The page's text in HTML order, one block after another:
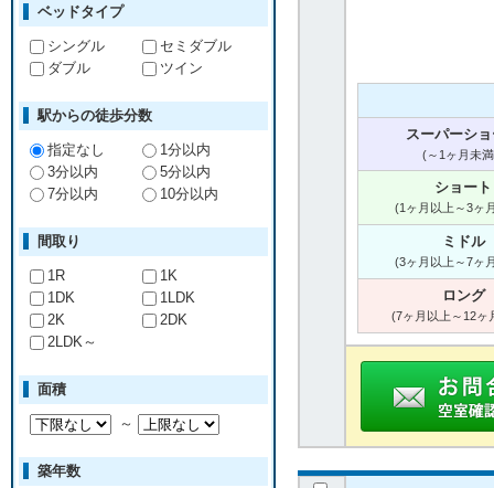
スーパーシ
(～1ヶ月未
ショート
(1ヶ月以上～3ヶ
ミドル
(3ヶ月以上～7ヶ
ロング
(7ヶ月以上～12ヶ
ベッドタイプ
シングル
セミダブル
ダブル
ツイン
駅からの徒歩分数
指定なし
1分以内
3分以内
5分以内
7分以内
10分以内
間取り
1R
1K
1DK
1LDK
2K
2DK
2LDK～
面積
～
築年数